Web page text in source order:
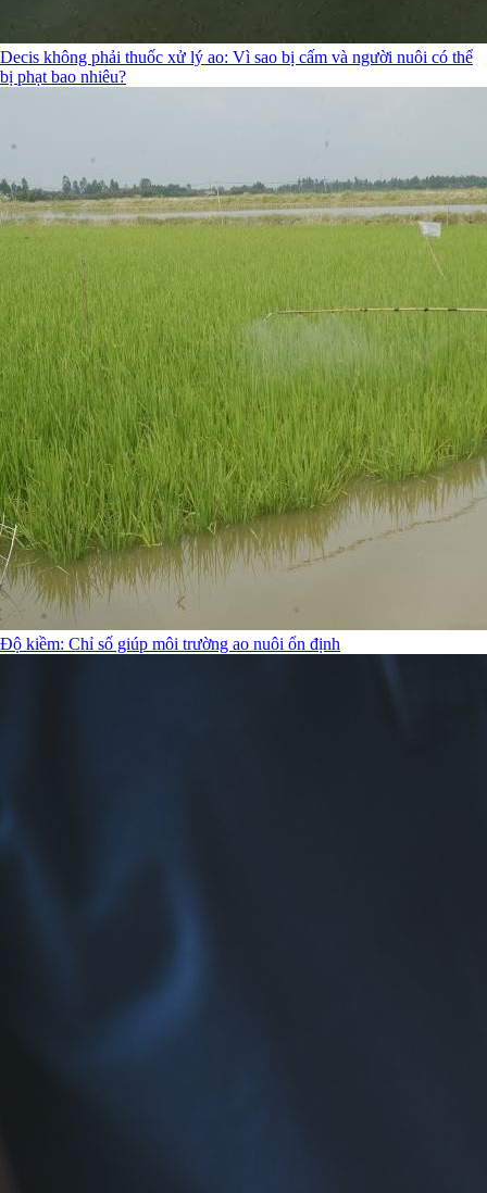
Decis không phải thuốc xử lý ao: Vì sao bị cấm và người nuôi có thể
bị phạt bao nhiêu?
Độ kiềm: Chỉ số giúp môi trường ao nuôi ổn định